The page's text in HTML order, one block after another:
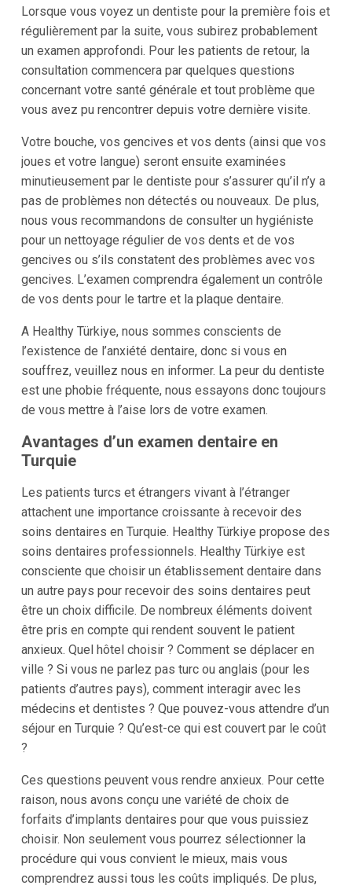
Lorsque vous voyez un dentiste pour la première fois et
régulièrement par la suite, vous subirez probablement
un examen approfondi. Pour les patients de retour, la
consultation commencera par quelques questions
concernant votre santé générale et tout problème que
vous avez pu rencontrer depuis votre dernière visite.
Votre bouche, vos gencives et vos dents (ainsi que vos
joues et votre langue) seront ensuite examinées
minutieusement par le dentiste pour s’assurer qu’il n’y a
pas de problèmes non détectés ou nouveaux. De plus,
nous vous recommandons de consulter un hygiéniste
pour un nettoyage régulier de vos dents et de vos
gencives ou s’ils constatent des problèmes avec vos
gencives. L’examen comprendra également un contrôle
de vos dents pour le tartre et la plaque dentaire.
A Healthy Türkiye, nous sommes conscients de
l’existence de l’anxiété dentaire, donc si vous en
souffrez, veuillez nous en informer. La peur du dentiste
est une phobie fréquente, nous essayons donc toujours
de vous mettre à l’aise lors de votre examen.
Avantages d’un examen dentaire en
Turquie
Les patients turcs et étrangers vivant à l’étranger
attachent une importance croissante à recevoir des
soins dentaires en Turquie. Healthy Türkiye propose des
soins dentaires professionnels. Healthy Türkiye est
consciente que choisir un établissement dentaire dans
un autre pays pour recevoir des soins dentaires peut
être un choix difficile. De nombreux éléments doivent
être pris en compte qui rendent souvent le patient
anxieux. Quel hôtel choisir ? Comment se déplacer en
ville ? Si vous ne parlez pas turc ou anglais (pour les
patients d’autres pays), comment interagir avec les
médecins et dentistes ? Que pouvez-vous attendre d’un
séjour en Turquie ? Qu’est-ce qui est couvert par le coût
?
Ces questions peuvent vous rendre anxieux. Pour cette
raison, nous avons conçu une variété de choix de
forfaits d’implants dentaires pour que vous puissiez
choisir. Non seulement vous pourrez sélectionner la
procédure qui vous convient le mieux, mais vous
comprendrez aussi tous les coûts impliqués. De plus,